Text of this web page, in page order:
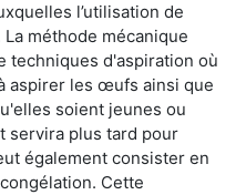
l’utilisation de
méthode mécanique
techniques d'aspiration où
aspirer les œufs ainsi que
soient jeunes ou
servira plus tard pour
également consister en
Cette